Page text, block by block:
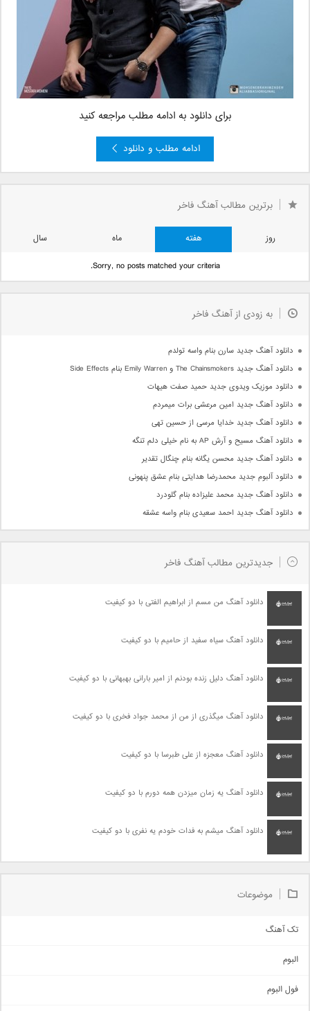
برای دانلود به ادامه مطلب مراجعه کنید
ادامه مطلب و دانلود
برترین مطالب آهنگ فاخر
روز هفته ماه
سال
Sorry, no posts matched your criteria.
به زودی از آهنگ فاخر
دانلود آهنگ جدید سارن بنام واسه تولدم
دانلود آهنگ جدید The Chainsmokers و Emily Warren بنام Side Effects
دانلود موزیک ویدوی جدید حمید صفت هیهات
دانلود آهنگ جدید امین مرعشی برات میمردم
دانلود آهنگ جدید خدایا مرسی از حسین تهی
دانلود آهنگ مسیح و آرش AP به نام خیلی دلم تنگه
دانلود آهنگ جدید محسن یگانه بنام چنگال تقدیر
دانلود آلبوم جدید محمدرضا هدایتی بنام عشق پنهونی
دانلود آهنگ جدید محمد علیزاده بنام گلودرد
دانلود آهنگ جدید احمد سعیدی بنام واسه عشقه
جدیدترین مطالب آهنگ فاخر
دانلود آهنگ من مسم از ابراهیم الفتی با دو کیفیت
دانلود آهنگ سیاه سفید از حامیم با دو کیفیت
دانلود آهنگ دلیل زنده بودنم از امیر بارانی بهبهانی با دو کیفیت
دانلود آهنگ میگذری از من از محمد جواد فخری با دو کیفیت
دانلود آهنگ معجزه از علی طبرسا با دو کیفیت
دانلود آهنگ یه زمان میزدن همه دورم با دو کیفیت
دانلود آهنگ میشم به فدات خودم یه نفری با دو کیفیت
موضوعات
تک آهنگ
اجتماعی
البوم
فول البوم